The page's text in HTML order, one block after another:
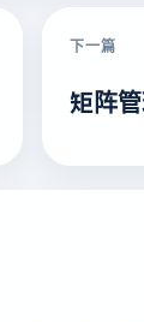
下一篇
矩阵